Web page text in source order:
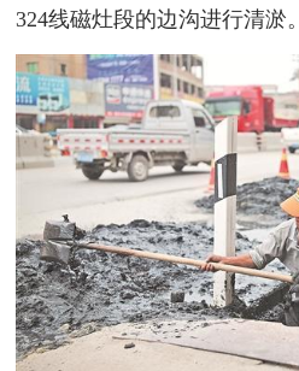
324线磁灶段的边沟进行清淤。